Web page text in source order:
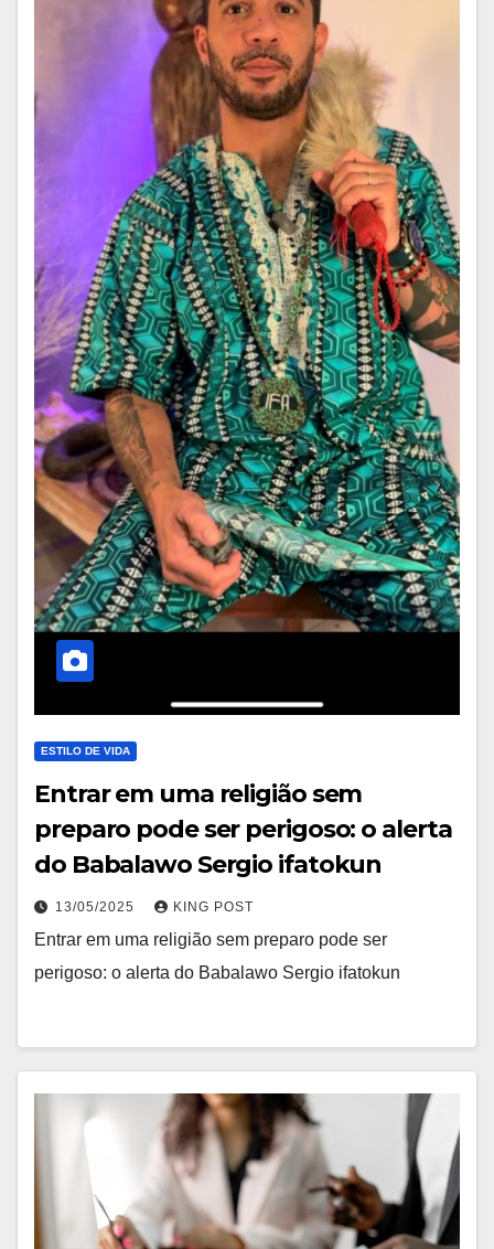
ESTILO DE VIDA
Entrar em uma religião sem
preparo pode ser perigoso: o alerta
do Babalawo Sergio ifatokun
13/05/2025 KING POST
Entrar em uma religião sem preparo pode ser
perigoso: o alerta do Babalawo Sergio ifatokun